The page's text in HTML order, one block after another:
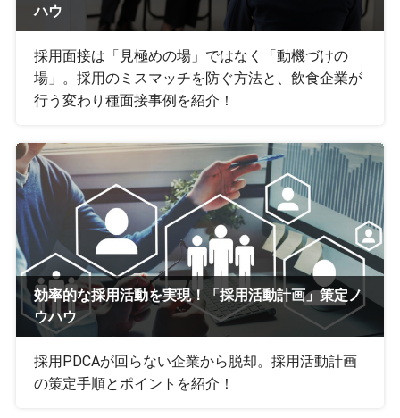
ハウ
採用面接は「見極めの場」ではなく「動機づけの
場」。採用のミスマッチを防ぐ方法と、飲食企業が
行う変わり種面接事例を紹介！
効率的な採用活動を実現！「採用活動計画」策定ノ
ウハウ
採用PDCAが回らない企業から脱却。採用活動計画
の策定手順とポイントを紹介！